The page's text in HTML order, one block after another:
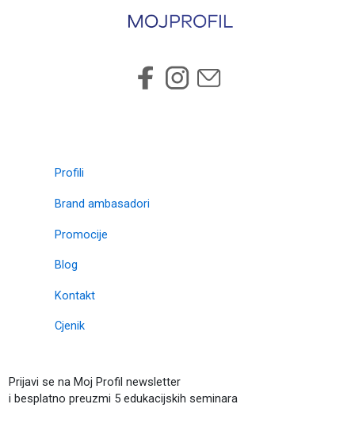
Profili
Brand ambasadori
Promocije
Blog
Kontakt
Cjenik
Prijavi se na Moj Profil newsletter
i besplatno preuzmi 5 edukacijskih seminara